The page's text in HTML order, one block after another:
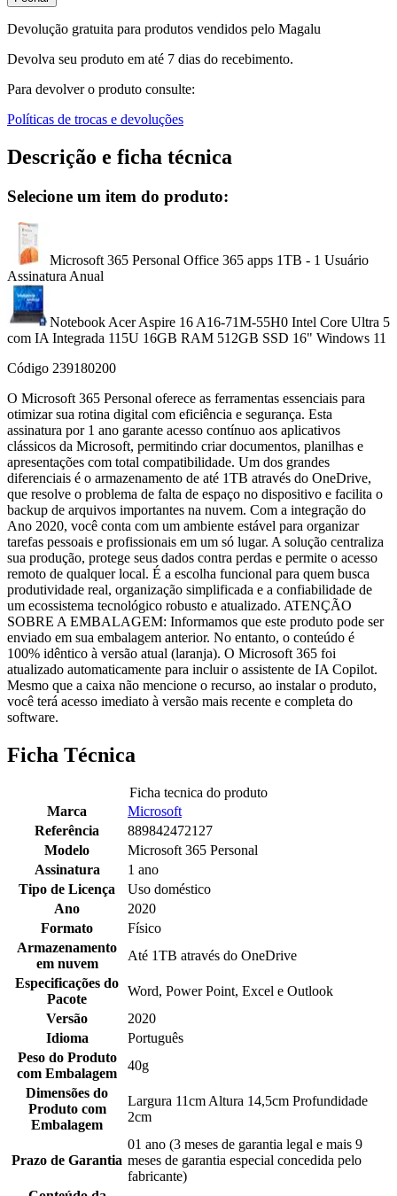
Devolução gratuita para produtos vendidos pelo Magalu
Devolva seu produto em até 7 dias do recebimento.
Para devolver o produto consulte:
Políticas de trocas e devoluções
Descrição e ficha técnica
Selecione um item do produto:
Microsoft 365 Personal Office 365 apps 1TB - 1 Usuário
Assinatura Anual
Notebook Acer Aspire 16 A16-71M-55H0 Intel Core Ultra 5
com IA Integrada 115U 16GB RAM 512GB SSD 16" Windows 11
Código 239180200
O Microsoft 365 Personal oferece as ferramentas essenciais para
otimizar sua rotina digital com eficiência e segurança. Esta
assinatura por 1 ano garante acesso contínuo aos aplicativos
clássicos da Microsoft, permitindo criar documentos, planilhas e
apresentações com total compatibilidade. Um dos grandes
diferenciais é o armazenamento de até 1TB através do OneDrive,
que resolve o problema de falta de espaço no dispositivo e facilita o
backup de arquivos importantes na nuvem. Com a integração do
Ano 2020, você conta com um ambiente estável para organizar
tarefas pessoais e profissionais em um só lugar. A solução centraliza
sua produção, protege seus dados contra perdas e permite o acesso
remoto de qualquer local. É a escolha funcional para quem busca
produtividade real, organização simplificada e a confiabilidade de
um ecossistema tecnológico robusto e atualizado. ATENÇÃO
SOBRE A EMBALAGEM: Informamos que este produto pode ser
enviado em sua embalagem anterior. No entanto, o conteúdo é
100% idêntico à versão atual (laranja). O Microsoft 365 foi
atualizado automaticamente para incluir o assistente de IA Copilot.
Mesmo que a caixa não mencione o recurso, ao instalar o produto,
você terá acesso imediato à versão mais recente e completa do
software.
Ficha Técnica
Ficha tecnica do produto
Marca
Microsoft
Referência
889842472127
Modelo
Microsoft 365 Personal
Assinatura
1 ano
Tipo de Licença
Uso doméstico
Ano
2020
Formato
Físico
Armazenamento
em nuvem
Até 1TB através do OneDrive
Especificações do
Pacote
Word, Power Point, Excel e Outlook
Versão
2020
Idioma
Português
Peso do Produto
com Embalagem
40g
Dimensões do
Produto com
Embalagem
Largura 11cm Altura 14,5cm Profundidade
2cm
Prazo de Garantia
01 ano (3 meses de garantia legal e mais 9
meses de garantia especial concedida pelo
fabricante)